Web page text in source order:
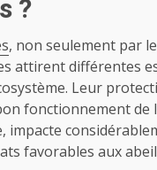
?
, non seulement par
différentes
Leur
fonctionnement de
favorables aux